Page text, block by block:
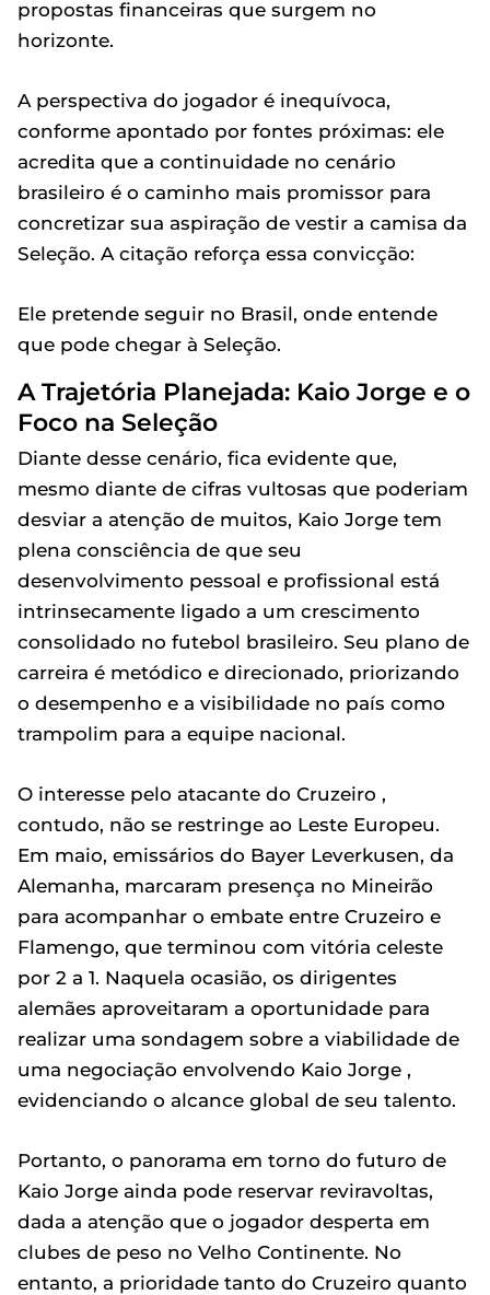
propostas financeiras que surgem no
horizonte.
A perspectiva do jogador é inequívoca,
conforme apontado por fontes próximas: ele
acredita que a continuidade no cenário
brasileiro é o caminho mais promissor para
concretizar sua aspiração de vestir a camisa da
Seleção. A citação reforça essa convicção:
Ele pretende seguir no Brasil, onde entende
que pode chegar à Seleção.
A Trajetória Planejada: Kaio Jorge e o
Foco na Seleção
Diante desse cenário, fica evidente que,
mesmo diante de cifras vultosas que poderiam
desviar a atenção de muitos, Kaio Jorge tem
plena consciência de que seu
desenvolvimento pessoal e profissional está
intrinsecamente ligado a um crescimento
consolidado no futebol brasileiro. Seu plano de
carreira é metódico e direcionado, priorizando
o desempenho e a visibilidade no país como
trampolim para a equipe nacional.
O interesse pelo atacante do Cruzeiro ,
contudo, não se restringe ao Leste Europeu.
Em maio, emissários do Bayer Leverkusen, da
Alemanha, marcaram presença no Mineirão
para acompanhar o embate entre Cruzeiro e
Flamengo, que terminou com vitória celeste
por 2 a 1. Naquela ocasião, os dirigentes
alemães aproveitaram a oportunidade para
realizar uma sondagem sobre a viabilidade de
uma negociação envolvendo Kaio Jorge ,
evidenciando o alcance global de seu talento.
Portanto, o panorama em torno do futuro de
Kaio Jorge ainda pode reservar reviravoltas,
dada a atenção que o jogador desperta em
clubes de peso no Velho Continente. No
entanto, a prioridade tanto do Cruzeiro quanto